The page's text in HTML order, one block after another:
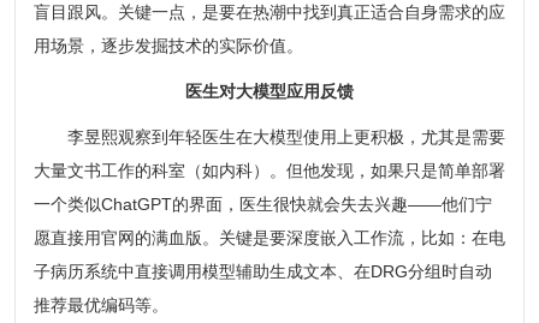
盲目跟风。关键一点，是要在热潮中找到真正适合自身需求的应
用场景，逐步发掘技术的实际价值。
医生对大模型应用反馈
李昱熙观察到年轻医生在大模型使用上更积极，尤其是需要
大量文书工作的科室（如内科）。但他发现，如果只是简单部署
一个类似ChatGPT的界面，医生很快就会失去兴趣——他们宁
愿直接用官网的满血版。关键是要深度嵌入工作流，比如：在电
子病历系统中直接调用模型辅助生成文本、在DRG分组时自动
推荐最优编码等。